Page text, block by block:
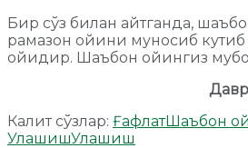
Бир сўз билан айтганда,
рамазон ойини муносиб
ойидир. Шаъбон ойингиз
Калит сўзлар: ҒафлатШаъбон
УлашишУлашиш